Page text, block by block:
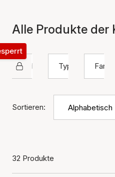
Alle Produkte der
Hultquist Copenhagen
Typ
Farbe
Sortieren:
32 Produkte